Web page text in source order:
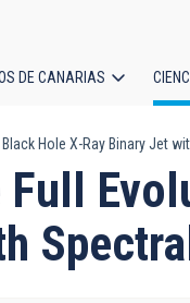
DE CANARIAS
Hole X-Ray Binary Jet